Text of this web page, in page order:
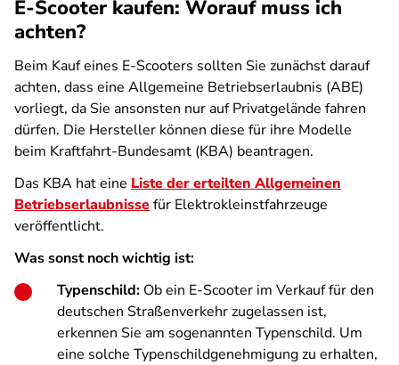
E-Scooter kaufen: Worauf muss ich
achten?
Beim Kauf eines E-Scooters sollten Sie zunächst darauf
achten, dass eine Allgemeine Betriebserlaubnis (ABE)
vorliegt, da Sie ansonsten nur auf Privatgelände fahren
dürfen. Die Hersteller können diese für ihre Modelle
beim Kraftfahrt-Bundesamt (KBA) beantragen.
Das KBA hat eine Liste der erteilten Allgemeinen
Betriebserlaubnissefür Elektrokleinstfahrzeuge
veröffentlicht.
Was sonst noch wichtig ist:
Typenschild: Ob ein E-Scooter im Verkauf für den
deutschen Straßenverkehr zugelassen ist,
erkennen Sie am sogenannten Typenschild. Um
eine solche Typenschildgenehmigung zu erhalten,